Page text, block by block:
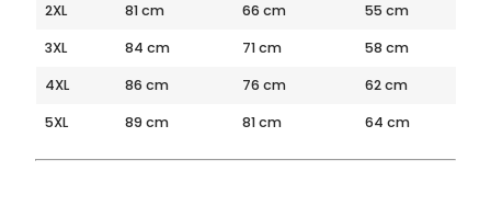
2XL
81 cm 66 cm
55 cm
3XL
84 cm 71 cm
58 cm
4XL
86 cm 76 cm
62 cm
5XL
89 cm 81 cm 64 cm